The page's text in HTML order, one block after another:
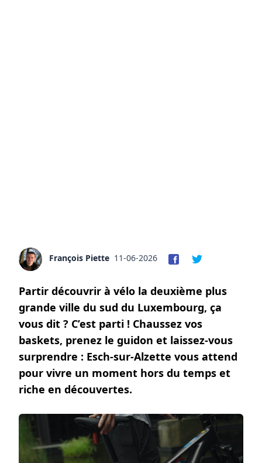
François Piette 11-06-2026
Partir découvrir à vélo la deuxième plus
grande ville du sud du Luxembourg, ça
vous dit ? C’est parti ! Chaussez vos
baskets, prenez le guidon et laissez-vous
surprendre : Esch-sur-Alzette vous attend
pour vivre un moment hors du temps et
riche en découvertes.